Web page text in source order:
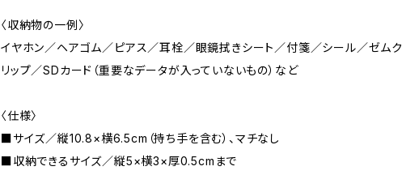
〈収納物の一例〉
イヤホン／ヘアゴム／ピアス／耳栓／眼鏡拭きシート／付箋／シール／ゼムク
リップ／SDカード（重要なデータが入っていないもの）など
〈仕様〉
■サイズ／縦10.8×横6.5cm（持ち手を含む）、マチなし
■収納できるサイズ／縦5×横3×厚0.5cmまで